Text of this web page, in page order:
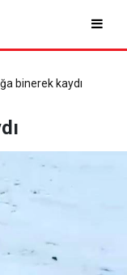
binerek kaydı